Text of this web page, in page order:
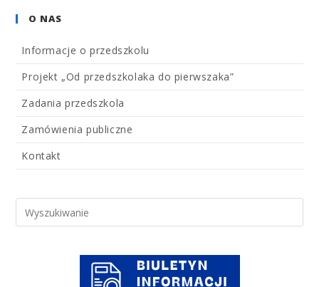
O NAS
Informacje o przedszkolu
Projekt „Od przedszkolaka do pierwszaka”
Zadania przedszkola
Zamówienia publiczne
Kontakt